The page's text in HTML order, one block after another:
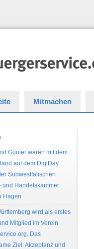
Mitmachen
Günter waren mit dem
auf dem DigiDay
Südwestfälischen
und Handelskammer
Hagen
wird als erstes
Mitglied im Verein
Das
Ziel: Akzeptanz und